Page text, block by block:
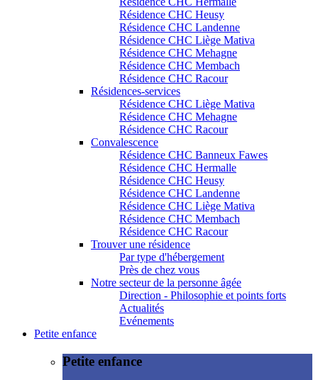
Résidence CHC Heusy
Résidence CHC Landenne
Résidence CHC Liège Mativa
Résidence CHC Mehagne
Résidence CHC Membach
Résidence CHC Racour
Résidences-services
Résidence CHC Liège Mativa
Résidence CHC Mehagne
Résidence CHC Racour
Convalescence
Résidence CHC Banneux Fawes
Résidence CHC Hermalle
Résidence CHC Heusy
Résidence CHC Landenne
Résidence CHC Liège Mativa
Résidence CHC Membach
Résidence CHC Racour
Trouver une résidence
Par type d'hébergement
Près de chez vous
Notre secteur de la personne âgée
Direction - Philosophie et points forts
Actualités
Evénements
Petite enfance
Petite enfance